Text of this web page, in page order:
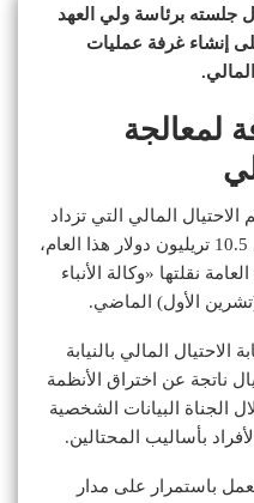
جلسته برئاسة ولي العهد
إنشاء غرفة عمليات
لمعالجة
المالي التي تزداد
وسط توقعات بأن تصل عالمياً إلى 10.5 تريليون دولار هذا العام،
نقلتها «وكالة الأنباء
الأول) الماضي.
الاحتيال المالي بالنيابة
ناتجة عن اختراق الأنظمة
الجناة البيانات الشخصية
بأساليب المحتالين.
باستمرار على مدار